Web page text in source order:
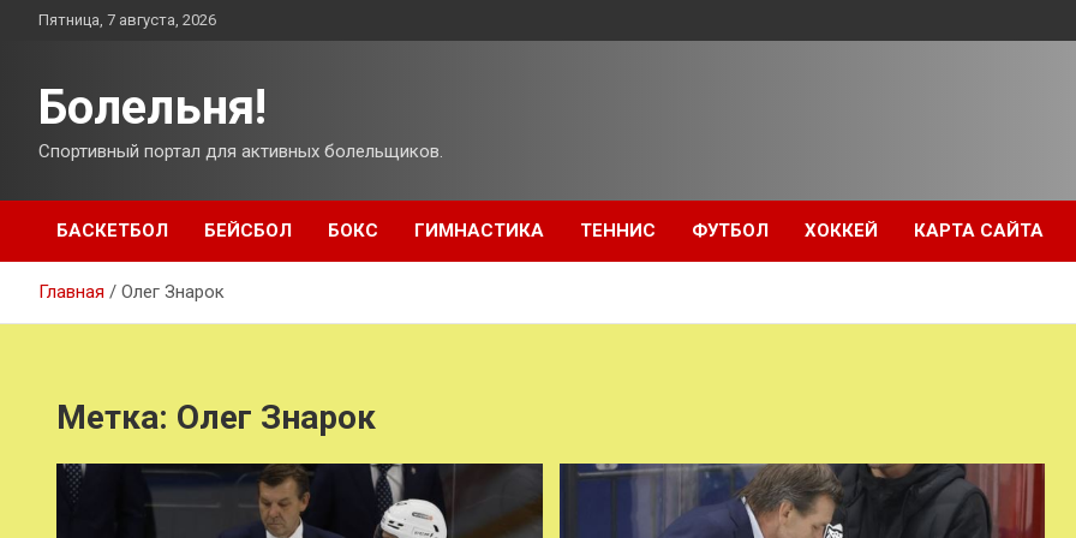
ПерейтиПятница, 7 августа, 2026
Болельня!
Спортивный портал для активных болельщиков.
БАСКЕТБОЛ БЕЙСБОЛ БОКС ГИМНАСТИКА ТЕННИС ФУТБОЛ ХОККЕЙ КАРТА САЙТА
Главная Олег Знарок
Метка: Олег Знарок